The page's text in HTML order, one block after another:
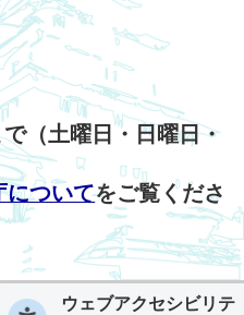
（土曜日・日曜日・
についてをご覧くださ
ウェブアクセシビリテ